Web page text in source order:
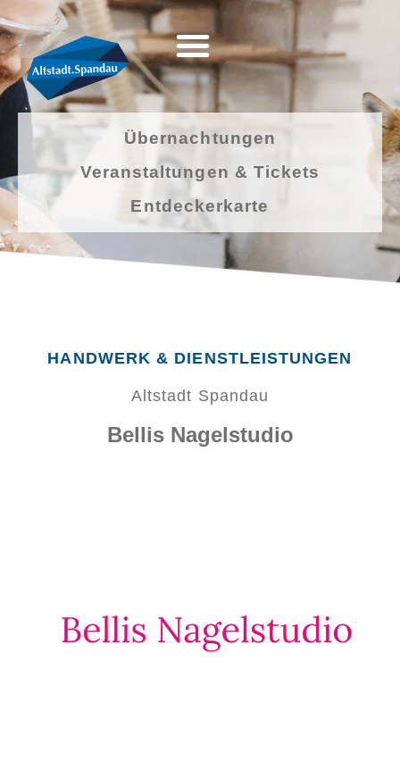
Übernachtungen
Veranstaltungen & Tickets
Entdeckerkarte
HANDWERK & DIENSTLEISTUNGEN
Altstadt Spandau
Bellis Nagelstudio